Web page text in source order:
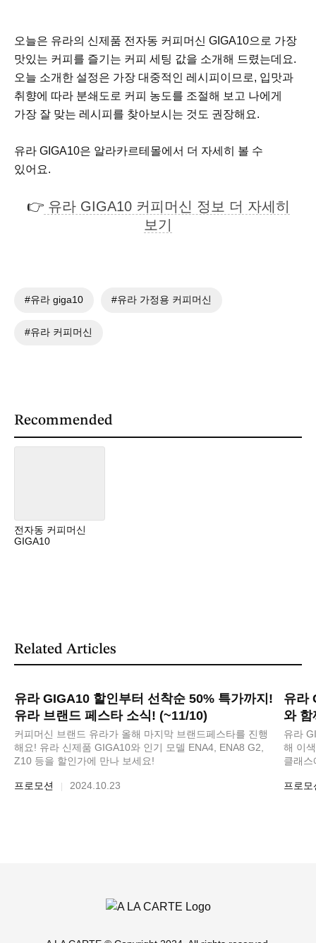
오늘은 유라의 신제품 전자동 커피머신 GIGA10으로 가장
맛있는 커피를 즐기는 커피 세팅 값을 소개해 드렸는데요.
오늘 소개한 설정은 가장 대중적인 레시피이므로, 입맛과
취향에 따라 분쇄도로 커피 농도를 조절해 보고 나에게
가장 잘 맞는 레시피를 찾아보시는 것도 권장해요.
유라 GIGA10은 알라카르테몰에서 더 자세히 볼 수
있어요.
👉유라 GIGA10 커피머신 정보 더 자세히
보기
유라 giga10 유라 가정용 커피머신
유라 커피머신
Recommended
전자동 커피머신
GIGA10
Related Articles
유라 GIGA10 할인부터 선착순 50% 특가까지!
유라 브랜드 페스타 소식! (~11/10)
커피머신 브랜드 유라가 올해 마지막 브랜드페스타를 진행
해요! 유라 신제품 GIGA10와 인기 모델 ENA4, ENA8 G2,
Z10 등을 할인가에 만나 보세요!
프로모션 | 2024.10.23
유라
와 함
유라
해 이
클래
프로모